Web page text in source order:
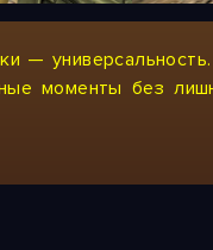
—
моменты без